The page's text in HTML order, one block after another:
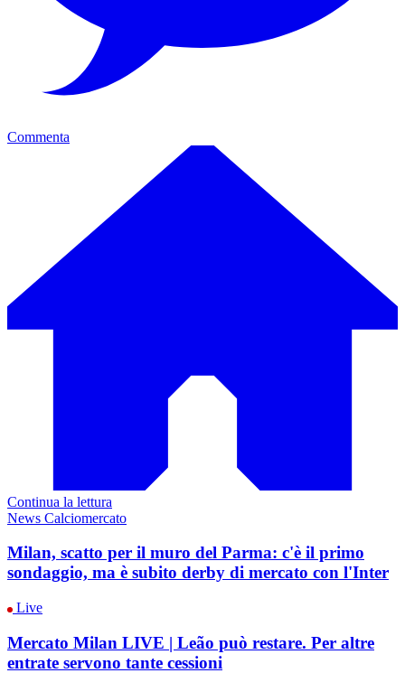
Commenta
Continua la lettura
News Calciomercato
Milan, scatto per il muro del Parma: c'è il primo
sondaggio, ma è subito derby di mercato con l'Inter
Live
Mercato Milan LIVE | Leão può restare. Per altre
entrate servono tante cessioni